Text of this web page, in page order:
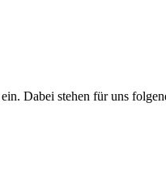
Dabei stehen für uns